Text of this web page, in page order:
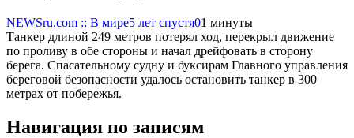
NEWSru.com :: В мире5 лет спустя01 минуты
Танкер длиной 249 метров потерял ход, перекрыл движение
по проливу в обе стороны и начал дрейфовать в сторону
берега. Спасательному судну и буксирам Главного управления
береговой безопасности удалось остановить танкер в 300
метрах от побережья.
Навигация по записям